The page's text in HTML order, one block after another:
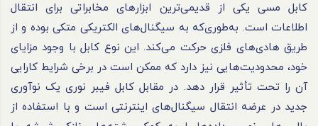
کابل مسی یکی از قدیمی‌ترین ابزارهای مخابراتی برای انتقال
اطلاعات است. به‌طوری‌که به سیگنال‌های الکتریکی متکی بوده و از
طریق هادی‌های فلزی حرکت می‌کند. این نوع کابل با وجود مزایای
خود، محدودیت‌هایی نیز دارد که ممکن است در برخی شرایط کارایی
آن را تحت تأثیر قرار دهد. در مقابل کابل فیبر نوری یک نوآوری
جدید در عرضه انتقال سیگنال‌های اینترنتی است و با استفاده از